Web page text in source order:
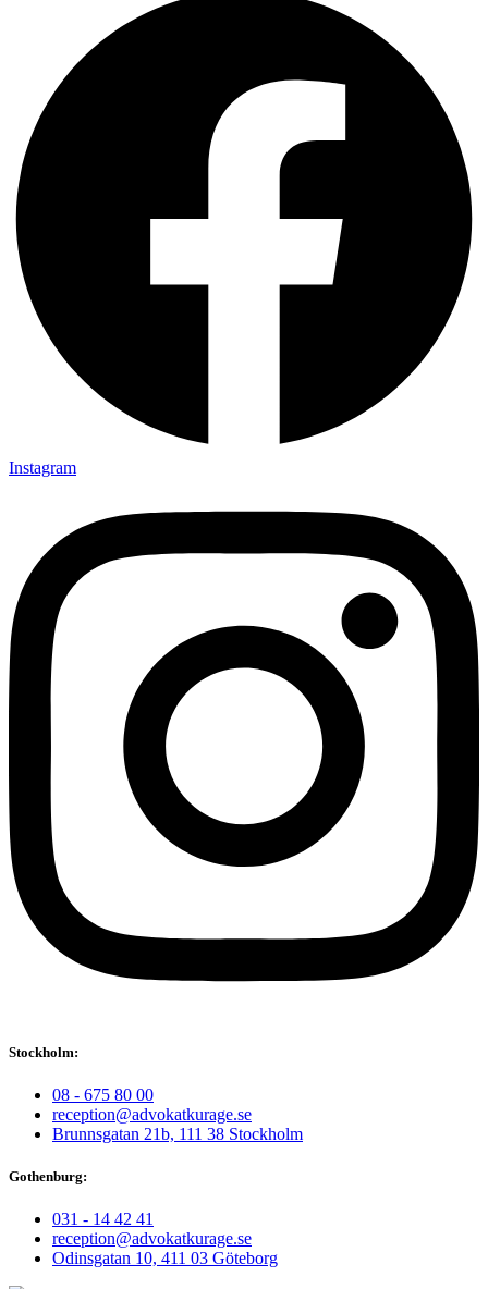
Instagram
Stockholm:
08 - 675 80 00
reception@advokatkurage.se
Brunnsgatan 21b, 111 38 Stockholm
Gothenburg:
031 - 14 42 41
reception@advokatkurage.se
Odinsgatan 10, 411 03 Göteborg